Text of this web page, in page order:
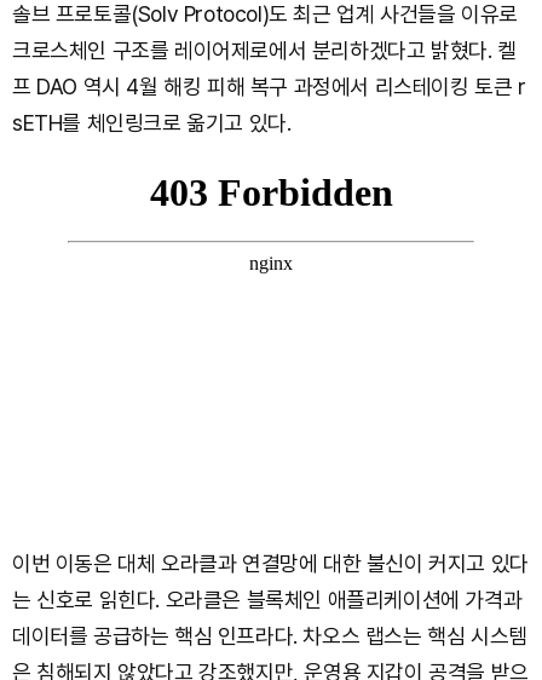
솔브 프로토콜(Solv Protocol)도 최근 업계 사건들을 이유로
크로스체인 구조를 레이어제로에서 분리하겠다고 밝혔다. 켈
프 DAO 역시 4월 해킹 피해 복구 과정에서 리스테이킹 토큰 r
sETH를 체인링크로 옮기고 있다.
이번 이동은 대체 오라클과 연결망에 대한 불신이 커지고 있다
는 신호로 읽힌다. 오라클은 블록체인 애플리케이션에 가격과
데이터를 공급하는 핵심 인프라다. 차오스 랩스는 핵심 시스템
은 침해되지 않았다고 강조했지만, 운영용 지갑이 공격을 받으